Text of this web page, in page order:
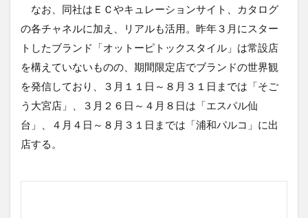
なお、同社はＥＣやキュレーションサイト、カタログ
の各チャネルに加え、リアルも活用。昨年３月にスター
トしたブランド「オットーピトックスタイル」は常設店
を構えていないものの、期間限定店でブランドの世界観
を発信しており、３月１１日～８月３１日までは「そご
う大宮店」、３月２６日～４月８日は「エスパル仙
台」、４月４日～８月３１日までは「浦和パルコ」に出
店する。